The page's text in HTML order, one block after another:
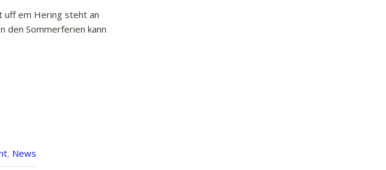
uff em Hering steht an
den Sommerferien kann
, News